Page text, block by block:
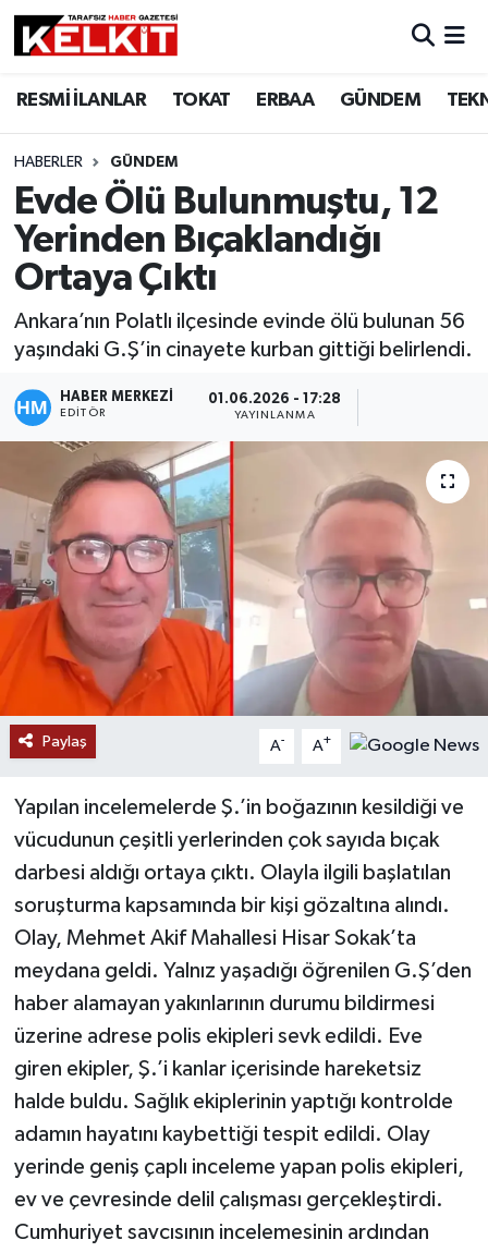
RESMİ İLANLAR TOKAT ERBAA GÜNDEM
HABERLER GÜNDEM
Evde Ölü Bulunmuştu, 12
Yerinden Bıçaklandığı
Ortaya Çıktı
Ankara’nın Polatlı ilçesinde evinde ölü bulunan 56
yaşındaki G.Ş’in cinayete kurban gittiği belirlendi.
HABER MERKEZİ
EDITÖR
01.06.2026 - 17:28
YAYINLANMA
Paylaş A- A+
Yapılan incelemelerde Ş.’in boğazının kesildiği ve
vücudunun çeşitli yerlerinden çok sayıda bıçak
darbesi aldığı ortaya çıktı. Olayla ilgili başlatılan
soruşturma kapsamında bir kişi gözaltına alındı.
Olay, Mehmet Akif Mahallesi Hisar Sokak’ta
meydana geldi. Yalnız yaşadığı öğrenilen G.Ş’den
haber alamayan yakınlarının durumu bildirmesi
üzerine adrese polis ekipleri sevk edildi. Eve
giren ekipler, Ş.’i kanlar içerisinde hareketsiz
halde buldu. Sağlık ekiplerinin yaptığı kontrolde
adamın hayatını kaybettiği tespit edildi. Olay
yerinde geniş çaplı inceleme yapan polis ekipleri,
ev ve çevresinde delil çalışması gerçekleştirdi.
Cumhuriyet savcısının incelemesinin ardından